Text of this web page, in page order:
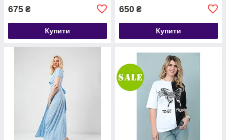
675 ₴
Купити
650 ₴
Купити